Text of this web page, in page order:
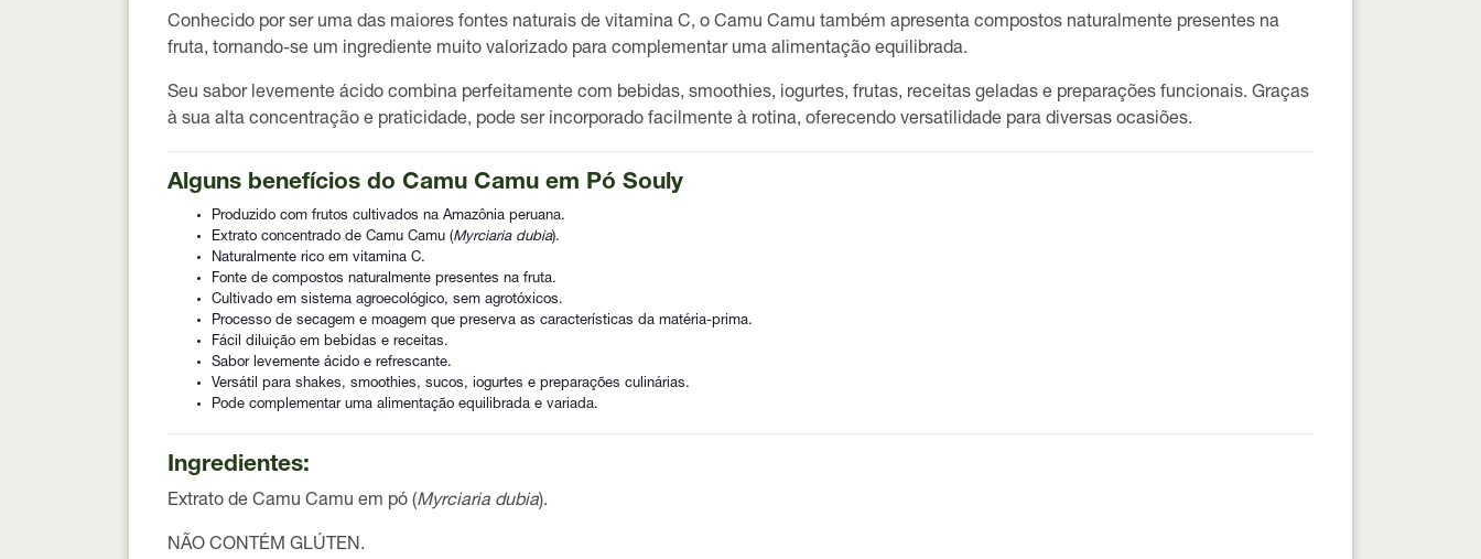
Conhecido por ser uma das maiores fontes naturais de vitamina C, o Camu Camu também apresenta compostos naturalmente presentes na
fruta, tornando-se um ingrediente muito valorizado para complementar uma alimentação equilibrada.
Seu sabor levemente ácido combina perfeitamente com bebidas, smoothies, iogurtes, frutas, receitas geladas e preparações funcionais. Graças
à sua alta concentração e praticidade, pode ser incorporado facilmente à rotina, oferecendo versatilidade para diversas ocasiões.
Alguns benefícios do Camu Camu em Pó Souly
Produzido com frutos cultivados na Amazônia peruana.
Extrato concentrado de Camu Camu (Myrciaria dubia).
Naturalmente rico em vitamina C.
Fonte de compostos naturalmente presentes na fruta.
Cultivado em sistema agroecológico, sem agrotóxicos.
Processo de secagem e moagem que preserva as características da matéria-prima.
Fácil diluição em bebidas e receitas.
Sabor levemente ácido e refrescante.
Versátil para shakes, smoothies, sucos, iogurtes e preparações culinárias.
Pode complementar uma alimentação equilibrada e variada.
Ingredientes:
Extrato de Camu Camu em pó (Myrciaria dubia).
NÃO CONTÉM GLÚTEN.